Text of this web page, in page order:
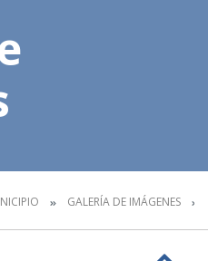
GALERÍA DE IMÁGENES